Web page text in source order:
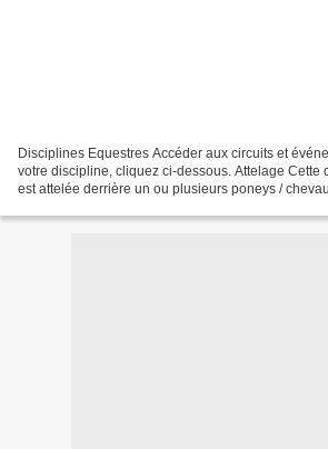
Disciplines Equestres Accéder aux circuits et
votre discipline, cliquez ci-dessous. Attelage Cette
est attelée derrière un ou plusieurs poneys /